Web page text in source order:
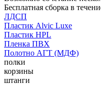
Бесплатная сборка в
ЛДСП
Пластик Alvic Luxe
Пластик HPL
Пленка ПВХ
Полотно АГТ (МДФ)
полки
корзины
штанги